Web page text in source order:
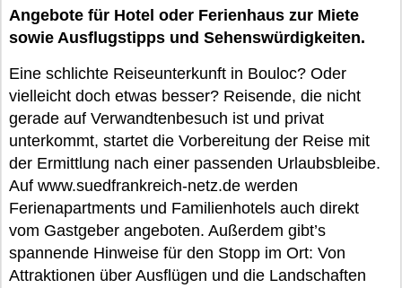
Angebote für Hotel oder Ferienhaus zur Miete
sowie Ausflugstipps und Sehenswürdigkeiten.
Eine schlichte Reiseunterkunft in Bouloc? Oder
vielleicht doch etwas besser? Reisende, die nicht
gerade auf Verwandtenbesuch ist und privat
unterkommt, startet die Vorbereitung der Reise mit
der Ermittlung nach einer passenden Urlaubsbleibe.
Auf www.suedfrankreich-netz.de werden
Ferienapartments und Familienhotels auch direkt
vom Gastgeber angeboten. Außerdem gibt’s
spannende Hinweise für den Stopp im Ort: Von
Attraktionen über Ausflügen und die Landschaften